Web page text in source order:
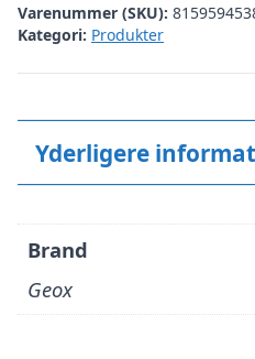
Varenummer (SKU):
Kategori: Produkter
Yderligere
Brand
Geox